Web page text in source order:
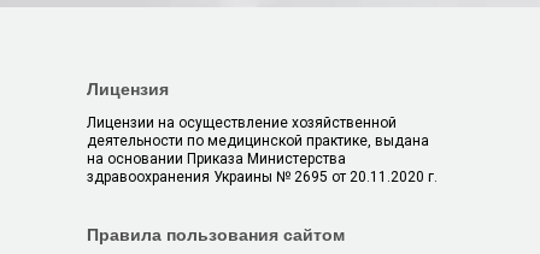
Лицензия
Лицензии на осуществление хозяйственной
деятельности по медицинской практике, выдана
на основании Приказа Министерства
здравоохранения Украины № 2695 от 20.11.2020 г.
Правила пользования сайтом